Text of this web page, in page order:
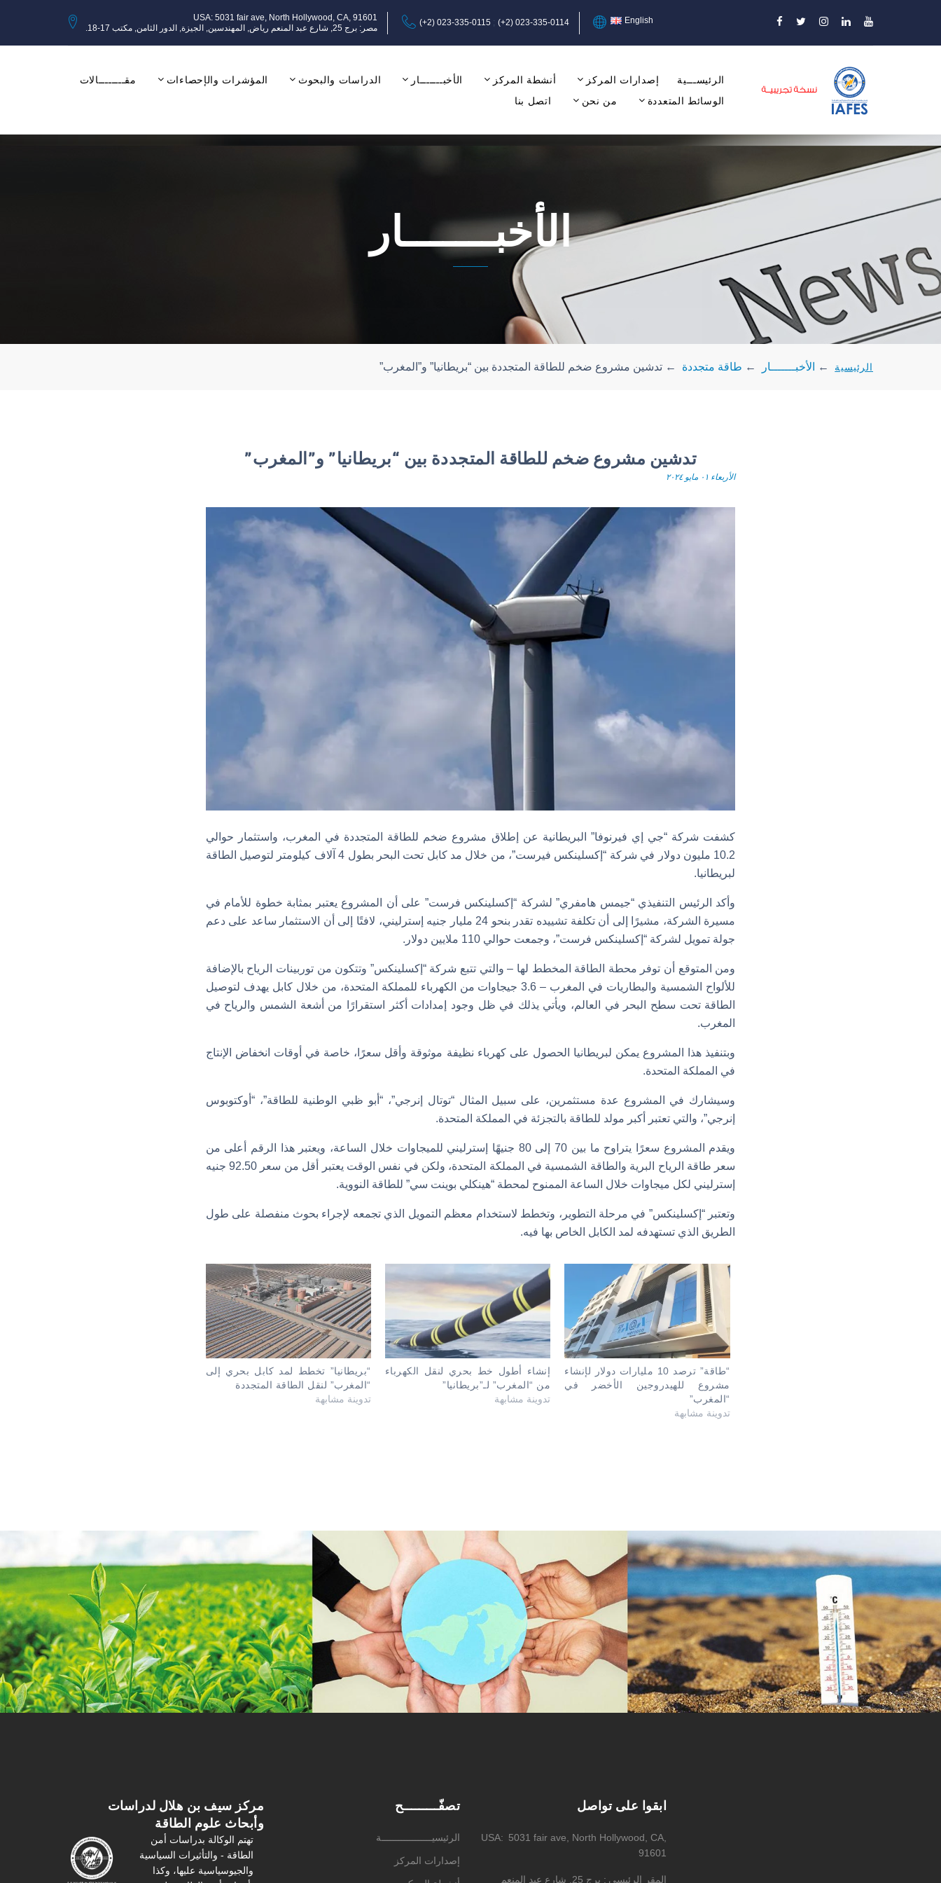
USA: 5031 fair ave, North Hollywood, CA, 91601
مصر: برج 25, شارع عبد المنعم رياض, المهندسين, الجيزة, الدور الثامن, مكتب 17-18.
(+2) 023-335-0115 (+2) 023-335-0114 English
الرئيســـية إصدارات المركز أنشطة المركز الأخبـــــــار الدراسات والبحوث المؤشرات والإحصاءات
مقــــــــالات
الوسائط المتعددة
من نحن اتصل بنا
الأخبـــــــار
الرئيسية ← الأخبـــــــار ← طاقة متجددة ← تدشين مشروع ضخم للطاقة المتجددة بين “بريطانيا” و”المغرب”
تدشين مشروع ضخم للطاقة المتجددة بين “بريطانيا” و”المغرب”
الأربعاء ٠١ مايو ٢٠٢٤
كشفت شركة “جي إي فيرنوفا” البريطانية عن إطلاق مشروع ضخم للطاقة المتجددة في المغرب، واستثمار حوالي
10.2 مليون دولار في شركة “إكسلينكس فيرست”، من خلال مد كابل تحت البحر بطول 4 آلاف كيلومتر لتوصيل الطاقة
لبريطانيا.
وأكد الرئيس التنفيذي “جيمس هامفري” لشركة “إكسلينكس فرست” على أن المشروع يعتبر بمثابة خطوة للأمام في
مسيرة الشركة، مشيرًا إلى أن تكلفة تشييده تقدر بنحو 24 مليار جنيه إسترليني، لافتًا إلى أن الاستثمار ساعد على دعم
جولة تمويل لشركة “إكسلينكس فرست”، وجمعت حوالي 110 ملايين دولار.
ومن المتوقع أن توفر محطة الطاقة المخطط لها – والتي تتبع شركة “إكسلينكس” وتتكون من توربينات الرياح بالإضافة
للألواح الشمسية والبطاريات في المغرب – 3.6 جيجاوات من الكهرباء للمملكة المتحدة، من خلال كابل يهدف لتوصيل
الطاقة تحت سطح البحر في العالم، ويأتي يذلك في ظل وجود إمدادات أكثر استقرارًا من أشعة الشمس والرياح في
المغرب.
وبتنفيذ هذا المشروع يمكن لبريطانيا الحصول على كهرباء نظيفة موثوقة وأقل سعرًا، خاصة في أوقات انخفاض الإنتاج
في المملكة المتحدة.
وسيشارك في المشروع عدة مستثمرين، على سبيل المثال “توتال إنرجي”، “أبو ظبي الوطنية للطاقة”، “أوكتوبوس
إنرجي”، والتي تعتبر أكبر مولد للطاقة بالتجزئة في المملكة المتحدة.
ويقدم المشروع سعرًا يتراوح ما بين 70 إلى 80 جنيهًا إسترليني للميجاوات خلال الساعة، ويعتبر هذا الرقم أعلى من
سعر طاقة الرياح البرية والطاقة الشمسية في المملكة المتحدة، ولكن في نفس الوقت يعتبر أقل من سعر 92.50 جنيه
إسترليني لكل ميجاوات خلال الساعة الممنوح لمحطة “هينكلي بوينت سي” للطاقة النووية.
وتعتبر “إكسلينكس” في مرحلة التطوير، وتخطط لاستخدام معظم التمويل الذي تجمعه لإجراء بحوث منفصلة على طول
الطريق الذي تستهدفه لمد الكابل الخاص بها فيه.
“بريطانيا” تخطط لمد كابل بحري إلى
“المغرب” لنقل الطاقة المتجددة
تدوينة مشابهة
إنشاء أطول خط بحري لنقل الكهرباء
من “المغرب” لـ”بريطانيا”
تدوينة مشابهة
“طاقة” ترصد 10 مليارات دولار لإنشاء
مشروع للهيدروجين الأخضر في
“المغرب”
تدوينة مشابهة
مركز سیف بن هلال لدراسات
وأبحاث علوم الطاقة
تهتم الوكالة بدراسات أمن
الطاقة - والتأثیرات السیاسیة
والجیوسیاسیة عليها، وكذا
تصفّـــــــــح
الرئيسيــــــــــــــــــة
إصدارات المركز
ابقوا على تواصل
USA
5031 fair ave, North Hollywood, CA,
91601
المقر الرئيسي برج 25, شارع عبد المنعم